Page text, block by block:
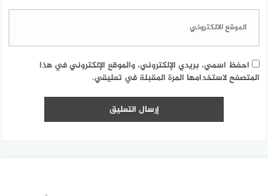
احفظ اسمي، بريدي الإلكتروني، والموقع الإلكتروني في هذا
المتصفح لاستخدامها المرة المقبلة في تعليقي.